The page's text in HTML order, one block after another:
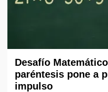
Desafío
paréntesis pone a
impulso